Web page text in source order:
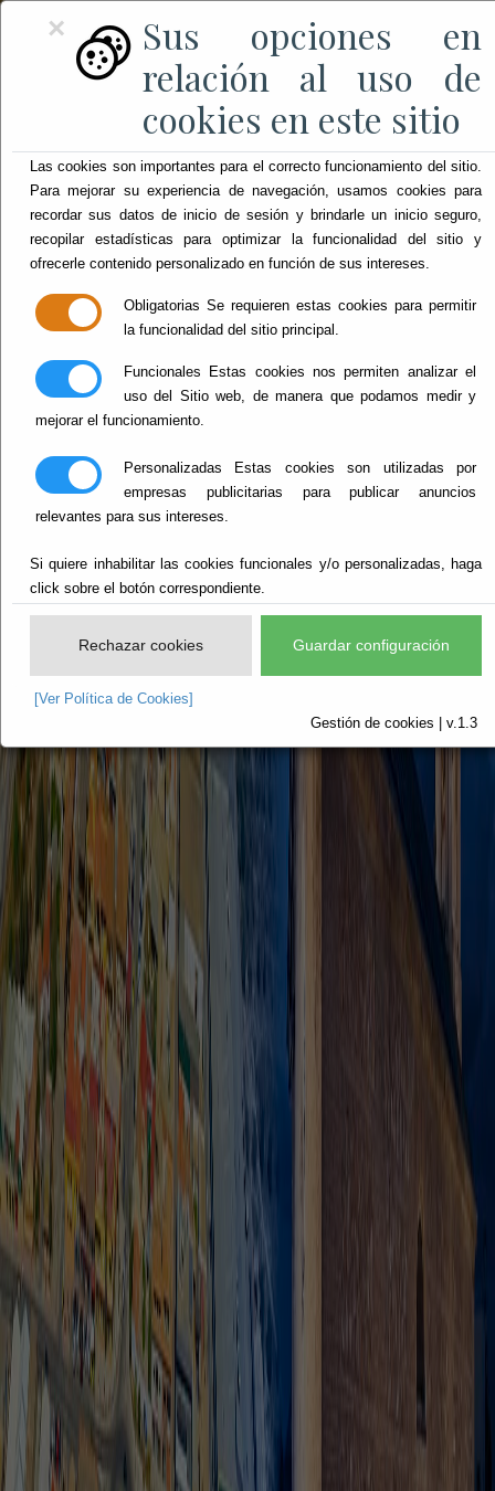
×
Sus opciones en
relación al uso de
cookies en este sitio
Las cookies son importantes para el correcto funcionamiento del sitio.
Para mejorar su experiencia de navegación, usamos cookies para
recordar sus datos de inicio de sesión y brindarle un inicio seguro,
recopilar estadísticas para optimizar la funcionalidad del sitio y
ofrecerle contenido personalizado en función de sus intereses.
Obligatorias Se requieren estas cookies para permitir
la funcionalidad del sitio principal.
Funcionales Estas cookies nos permiten analizar el
uso del Sitio web, de manera que podamos medir y
mejorar el funcionamiento.
Personalizadas Estas cookies son utilizadas por
empresas publicitarias para publicar anuncios
relevantes para sus intereses.
Si quiere inhabilitar las cookies funcionales y/o personalizadas, haga
click sobre el botón correspondiente.
Rechazar cookies Guardar configuración
[Ver Política de Cookies]
Gestión de cookies | v.1.3